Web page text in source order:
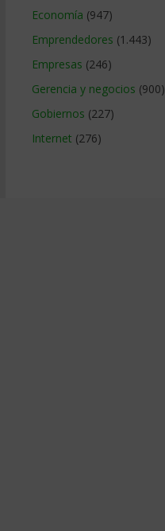
Economía (947)
Emprendedores (1.443)
Empresas (246)
Gerencia y negocios (900)
Gobiernos (227)
Internet (276)